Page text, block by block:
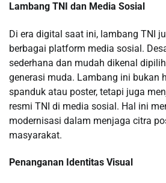
Lambang TNI dan Media Sosial
Di era digital saat ini, lambang TNI
berbagai platform media sosial.
sederhana dan mudah dikenal
generasi muda. Lambang ini bukan
spanduk atau poster, tetapi juga
resmi TNI di media sosial. Hal ini
modernisasi dalam menjaga citra
masyarakat.
Penanganan Identitas Visual